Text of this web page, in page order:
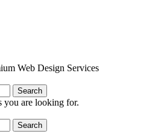
Web Design Services
Search
you are looking for.
Search